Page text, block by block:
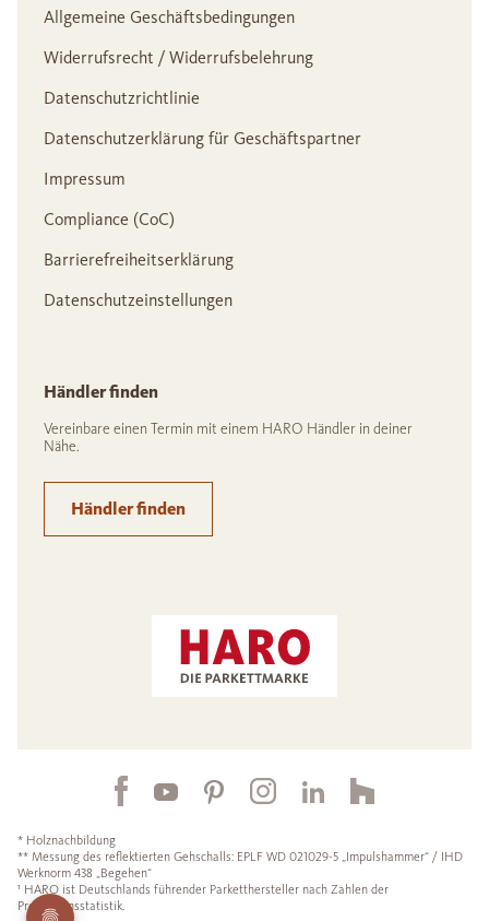
Allgemeine Geschäftsbedingungen
Widerrufsrecht / Widerrufsbelehrung
Datenschutzrichtlinie
Datenschutzerklärung für Geschäftspartner
Impressum
Compliance (CoC)
Barrierefreiheitserklärung
Datenschutzeinstellungen
Händler finden
Vereinbare einen Termin mit einem HARO Händler in deiner
Nähe.
Händler finden
* Holznachbildung
** Messung des reflektierten Gehschalls: EPLF WD 021029-5 „Impulshammer“ / IHD
Werknorm 438 „Begehen“
¹ HARO ist Deutschlands führender Parketthersteller nach Zahlen der
Produktionsstatistik.